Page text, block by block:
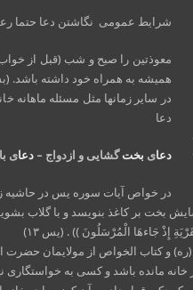
شرایط عمومی نگاشتن دعا حتما
معوذتین را صبح و شب (قبل از خواب)
همیشه به همراه خود داشته باشد.
در سایر زمانها مثل مسئله ماهانه
دعا
دعای بخت گشایی و ازدواج –دعای
در خواص آیات سوره یس در حاشیه
بخت بر کاغذ بنویسد و با گلاب
إِذْ جَاءهَا الْمُرْسَلُونَ )) . (یس ۱۳)
(ره) و کتاب الخواص از مولایمان
مانده باشد و کسی به خواستگاری